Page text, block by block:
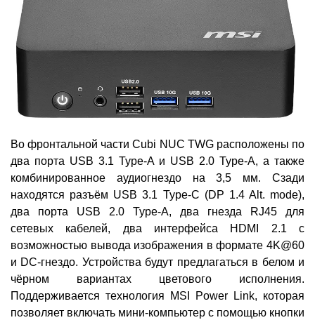
Во фронтальной части Cubi NUC TWG расположены по
два порта USB 3.1 Type-A и USB 2.0 Type-A, а также
комбинированное аудиогнездо на 3,5 мм. Сзади
находятся разъём USB 3.1 Type-C (DP 1.4 Alt. mode),
два порта USB 2.0 Type-A, два гнезда RJ45 для
сетевых кабелей, два интерфейса HDMI 2.1 с
возможностью вывода изображения в формате 4K@60
и DC-гнездо. Устройства будут предлагаться в белом и
чёрном вариантах цветового исполнения.
Поддерживается технология MSI Power Link, которая
позволяет включать мини-компьютер с помощью кнопки